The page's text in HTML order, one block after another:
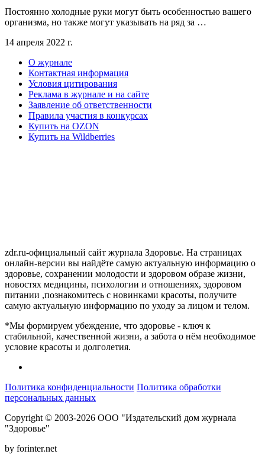
Постоянно холодные руки могут быть особенностью вашего
организма, но также могут указывать на ряд за …
14 апреля 2022 г.
О журнале
Контактная информация
Условия цитирования
Реклама в журнале и на сайте
Заявление об ответственности
Правила участия в конкурсах
Купить на OZON
Купить на Wildberries
zdr.ru-официальный сайт журнала Здоровье. На страницах
онлайн-версии вы найдёте самую актуальную информацию о
здоровье, сохранении молодости и здоровом образе жизни,
новостях медицины, психологии и отношениях, здоровом
питании ,познакомитесь с новинками красоты, получите
самую актуальную информацию по уходу за лицом и телом.
*Мы формируем убеждение, что здоровье - ключ к
стабильной, качественной жизни, а забота о нём необходимое
условие красоты и долголетия.
Политика конфиденциальности Политика обработки
персональных данных
Copyright © 2003-2026 ООО "Издательский дом журнала
"Здоровье"
by forinter.net